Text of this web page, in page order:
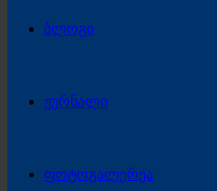
ბლოგი
ჟურნალი
ფოტოგალერეა